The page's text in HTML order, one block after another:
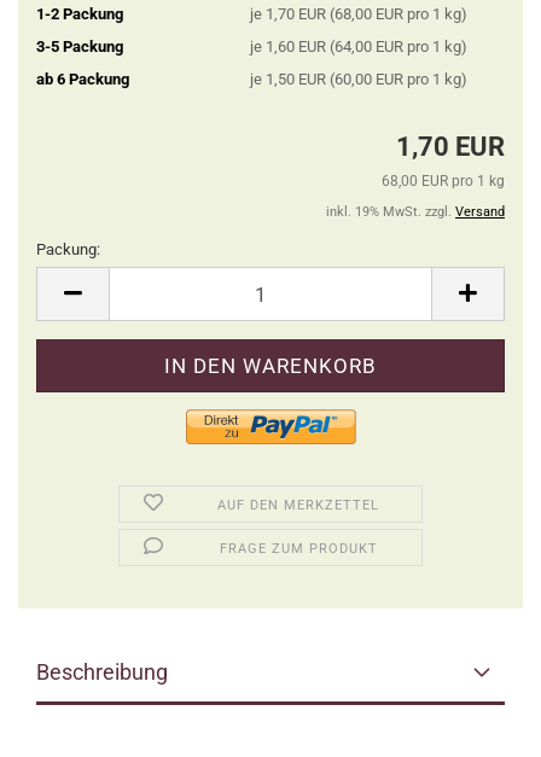
1-2 Packung
je 1,70 EUR (68,00 EUR pro 1 kg)
3-5 Packung
je 1,60 EUR (64,00 EUR pro 1 kg)
ab 6 Packung
je 1,50 EUR (60,00 EUR pro 1 kg)
1,70 EUR
68,00 EUR pro 1 kg
inkl. 19% MwSt. zzgl. Versand
Packung:
AUF DEN MERKZETTEL
FRAGE ZUM PRODUKT
Beschreibung